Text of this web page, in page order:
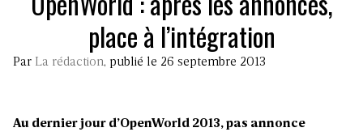
place à l’intégration
Par La rédaction, publié le 26 septembre 2013
Au dernier jour d’OpenWorld 2013, pas annonce